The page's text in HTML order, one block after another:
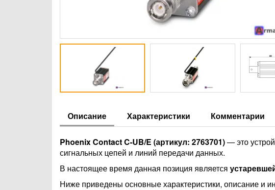
Описание Характеристики Комментарии
Phoenix Contact C-UB/E (артикул: 2763701)— это
сигнальных цепей и линий передачи данных.
В настоящее время данная позиция является
Ниже приведены основные характеристики, описание и